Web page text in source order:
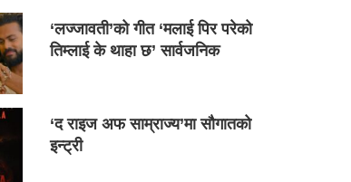
‘लज्जावती’को गीत ‘मलाई पिर परेको
तिम्लाई के थाहा छ’ सार्वजनिक
‘द राइज अफ साम्राज्य’मा सौगातको
इन्ट्री